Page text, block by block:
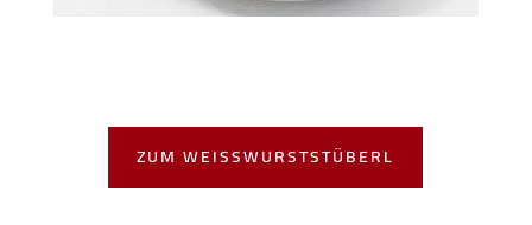
ZUM WEISS­WURST­STÜBERL